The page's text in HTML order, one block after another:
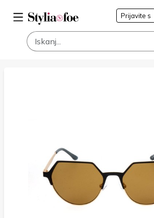
Prijavite s